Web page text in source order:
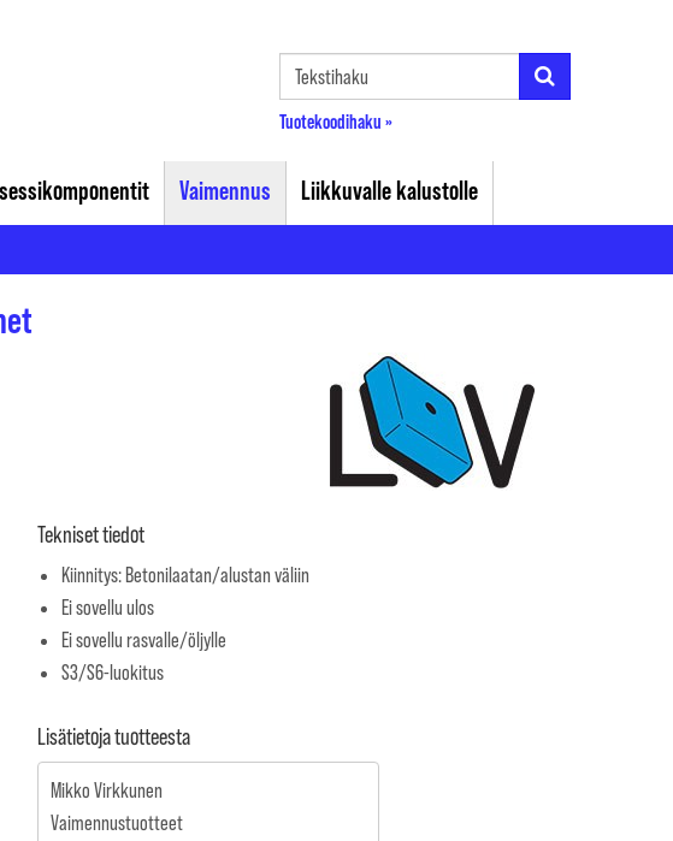
Tuotekoodihaku »
Vaimennus Liikkuvalle kalustolle
Tekniset tiedot
Kiinnitys: Betonilaatan/alustan väliin
Ei sovellu ulos
Ei sovellu rasvalle/öljylle
S3/S6-luokitus
Lisätietoja tuotteesta
Mikko Virkkunen
Vaimennustuotteet